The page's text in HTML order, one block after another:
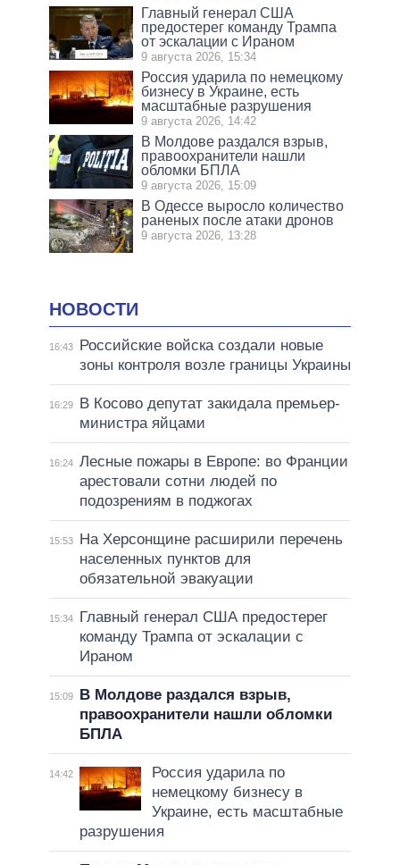
Главный генерал США
предостерег команду Трампа
от эскалации с Ираном
9 августа 2026, 15:34
Россия ударила по немецкому
бизнесу в Украине, есть
масштабные разрушения
9 августа 2026, 14:42
В Молдове раздался взрыв,
правоохранители нашли
обломки БПЛА
9 августа 2026, 15:09
В Одессе выросло количество
раненых после атаки дронов
9 августа 2026, 13:28
НОВОСТИ
16:43
Российские войска создали новые
зоны контроля возле границы Украины
16:29
В Косово депутат закидала премьер-
министра яйцами
16:24 Лесные пожары в Европе: во Франции
арестовали сотни людей по
подозрениям в поджогах
15:53
На Херсонщине расширили перечень
населенных пунктов для
обязательной эвакуации
15:34
Главный генерал США предостерег
команду Трампа от эскалации с
Ираном
15:09
В Молдове раздался взрыв,
правоохранители нашли обломки
БПЛА
14:42
Россия ударила по
немецкому бизнесу в
Украине, есть масштабные
разрушения